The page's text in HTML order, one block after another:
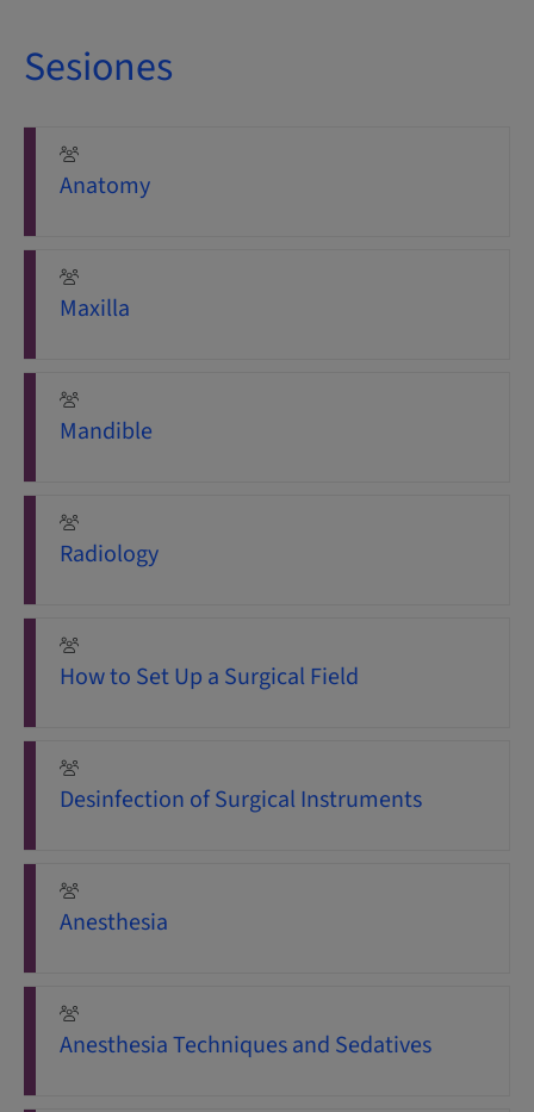
Sesiones
Anatomy
Maxilla
Mandible
Radiology
How to Set Up a Surgical Field
Desinfection of Surgical Instruments
Anesthesia
Anesthesia Techniques and Sedatives